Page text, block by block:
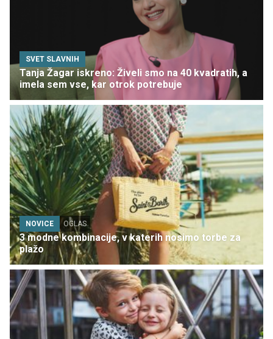
SVET SLAVNIH
Tanja Žagar iskreno: Živeli smo na 40 kvadratih, a
imela sem vse, kar otrok potrebuje
NOVICE OGLAS
3 modne kombinacije, v katerih nosimo torbe za
plažo